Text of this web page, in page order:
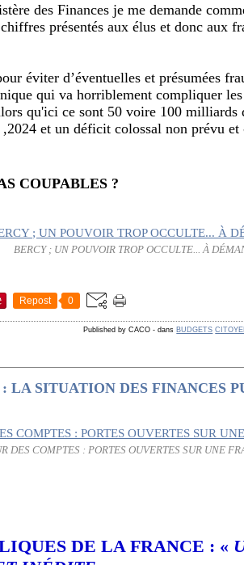
des Finances je me demande
présentés aux élus et donc aux
éviter d’éventuelles et présumées
qui va horriblement compliquer les
qu'ici ce sont 50 voire 100 milliards
et un déficit colossal non prévu
COUPABLES ?
BERCY ; UN POUVOIR TROP OCCULTE... À
Repost 0
Published by CACO - dans BUDGETS
LA SITUATION DES FINANCES
DES COMPTES : PORTES OUVERTES SUR UNE
DE LA FRANCE : «